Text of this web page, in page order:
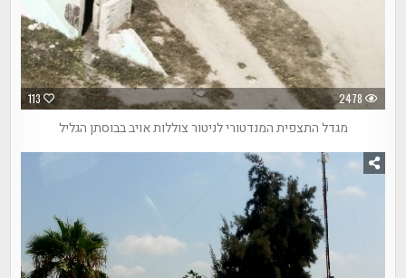
113 2478
מגדל התצפית המנדטורי לניטור צוללות אויב בבוסתן הגליל